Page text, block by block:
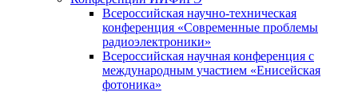
Всероссийская научно-техническая
конференция «Современные проблемы
радиоэлектроники»
Всероссийская научная конференция с
международным участием «Енисейская
фотоника»